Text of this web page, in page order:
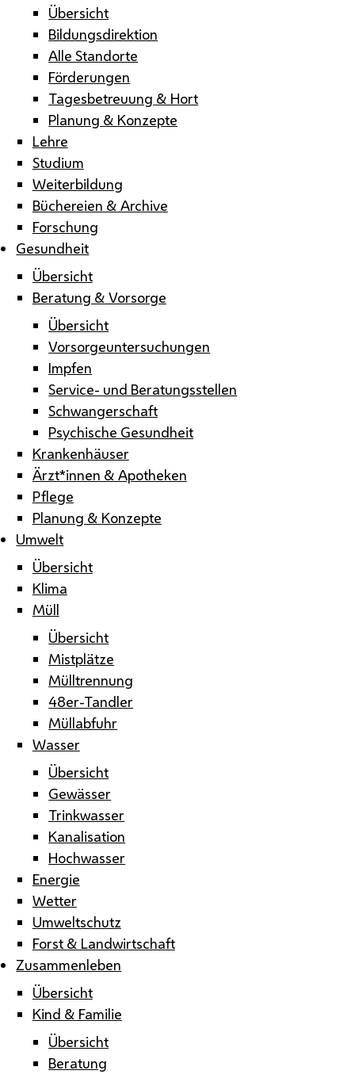
Übersicht
Bildungsdirektion
Alle Standorte
Förderungen
Tagesbetreuung & Hort
Planung & Konzepte
Lehre
Studium
Weiterbildung
Büchereien & Archive
Forschung
Gesundheit
Übersicht
Beratung & Vorsorge
Übersicht
Vorsorgeuntersuchungen
Impfen
Service- und Beratungsstellen
Schwangerschaft
Psychische Gesundheit
Krankenhäuser
Ärzt*innen & Apotheken
Pflege
Planung & Konzepte
Umwelt
Übersicht
Klima
Müll
Übersicht
Mistplätze
Mülltrennung
48er-Tandler
Müllabfuhr
Wasser
Übersicht
Gewässer
Trinkwasser
Kanalisation
Hochwasser
Energie
Wetter
Umweltschutz
Forst & Landwirtschaft
Zusammenleben
Übersicht
Kind & Familie
Übersicht
Beratung